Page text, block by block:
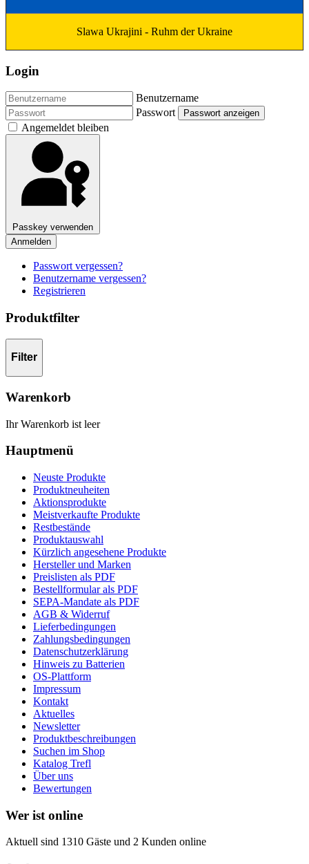
Slawa Ukrajini - Ruhm der Ukraine
Login
Benutzername
Passwort
Passwort anzeigen
Angemeldet bleiben
Passkey verwenden
Anmelden
Passwort vergessen?
Benutzername vergessen?
Registrieren
Produktfilter
Filter
Warenkorb
Ihr Warenkorb ist leer
Hauptmenü
Neuste Produkte
Produktneuheiten
Aktionsprodukte
Meistverkaufte Produkte
Restbestände
Produktauswahl
Kürzlich angesehene Produkte
Hersteller und Marken
Preislisten als PDF
Bestellformular als PDF
SEPA-Mandate als PDF
AGB & Widerruf
Lieferbedingungen
Zahlungsbedingungen
Datenschutzerklärung
Hinweis zu Batterien
OS-Plattform
Impressum
Kontakt
Aktuelles
Newsletter
Produktbeschreibungen
Suchen im Shop
Katalog Trefl
Über uns
Bewertungen
Wer ist online
Aktuell sind 1310 Gäste und 2 Kunden online